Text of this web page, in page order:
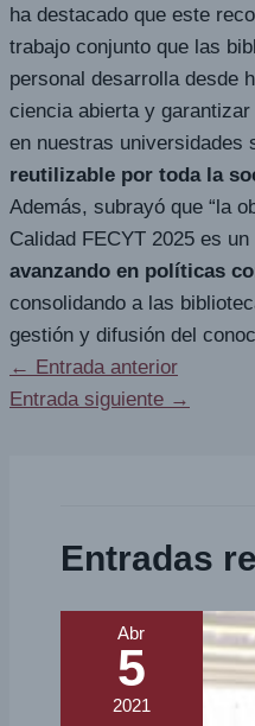
ha destacado que este
trabajo conjunto que las
personal desarrolla desde
ciencia abierta y
en nuestras universidades
reutilizable por toda la
Además, subrayó que “la
Calidad FECYT 2025 es un
avanzando en políticas
consolidando a las
gestión y difusión del
← Entrada anterior
Entrada siguiente →
Entradas
Abr
5
2021